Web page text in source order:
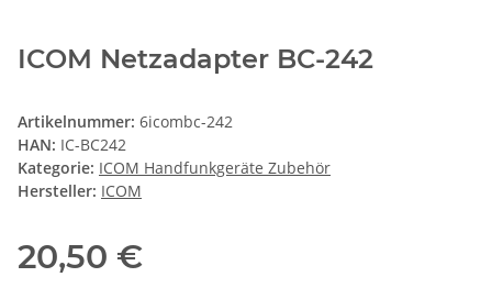
ICOM Netzadapter BC-242
Artikelnummer: 6icombc-242
HAN: IC-BC242
Kategorie: ICOM Handfunkgeräte Zubehör
Hersteller: ICOM
20,50 €